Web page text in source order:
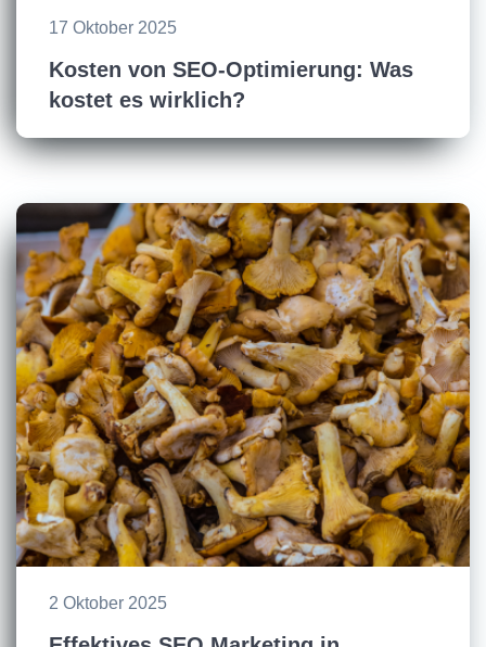
17 Oktober 2025
Kosten von SEO-Optimierung: Was
kostet es wirklich?
2 Oktober 2025